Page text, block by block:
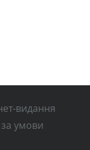
видання
умови